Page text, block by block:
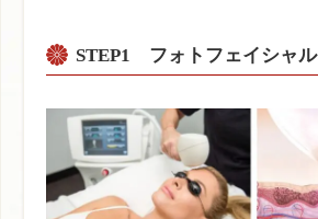
STEP1 フォトフェイシャル